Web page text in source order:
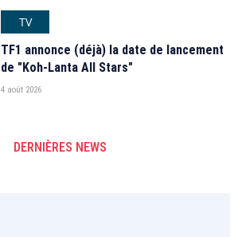
TV
TF1 annonce (déjà) la date de lancement
de "Koh-Lanta All Stars"
4 août 2026
DERNIÈRES NEWS